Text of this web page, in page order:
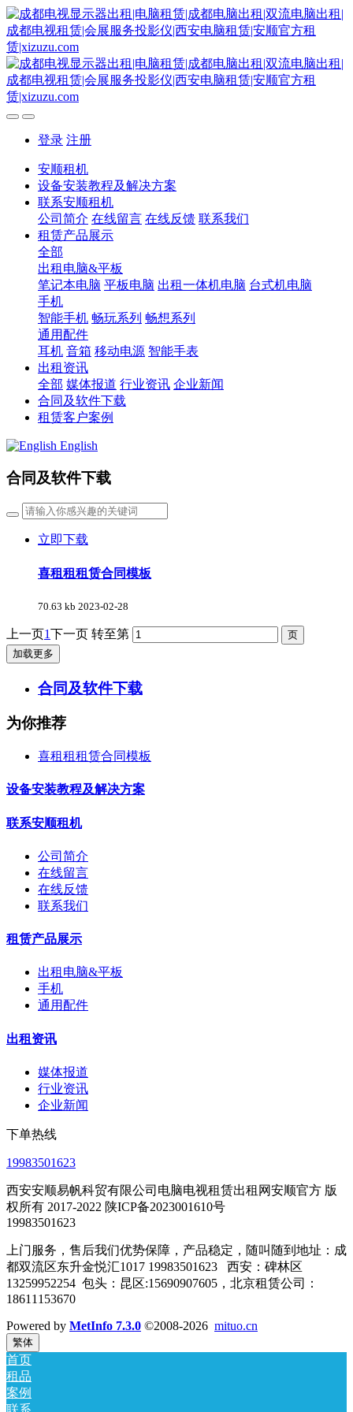
登录 注册
安顺租机
设备安装教程及解决方案
联系安顺租机
公司简介 在线留言 在线反馈 联系我们
租赁产品展示
全部
出租电脑&平板
笔记本电脑 平板电脑 出租一体机电脑 台式机电脑
手机
智能手机 畅玩系列 畅想系列
通用配件
耳机 音箱 移动电源 智能手表
出租资讯
全部 媒体报道 行业资讯 企业新闻
合同及软件下载
租赁客户案例
English
合同及软件下载
立即下载
喜租租租赁合同模板
70.63 kb 2023-02-28
上一页1下一页 转至第
加载更多
合同及软件下载
为你推荐
喜租租租赁合同模板
设备安装教程及解决方案
联系安顺租机
公司简介
在线留言
在线反馈
联系我们
租赁产品展示
出租电脑&平板
手机
通用配件
出租资讯
媒体报道
行业资讯
企业新闻
下单热线
19983501623
西安安顺易帆科贸有限公司电脑电视租赁出租网安顺官方 版
权所有 2017-2022 陕ICP备2023001610号
19983501623
上门服务，售后我们优势保障，产品稳定，随叫随到地址：成
都双流区东升金悦汇1017 19983501623 西安：碑林区
13259952254 包头：昆区:15690907605，北京租赁公司：
18611153670
Powered by MetInfo 7.3.0 ©2008-2026 mituo.cn
繁体
首页
租品
案例
联系